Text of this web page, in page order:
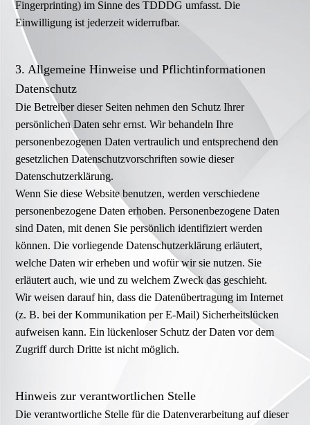
Fingerprinting) im Sinne des TDDDG umfasst. Die
Einwilligung ist jederzeit widerrufbar.
3. Allgemeine Hinweise und Pflicht­informationen
Datenschutz
Die Betreiber dieser Seiten nehmen den Schutz Ihrer
persönlichen Daten sehr ernst. Wir behandeln Ihre
personenbezogenen Daten vertraulich und entsprechend den
gesetzlichen Datenschutzvorschriften sowie dieser
Datenschutzerklärung.
Wenn Sie diese Website benutzen, werden verschiedene
personenbezogene Daten erhoben. Personenbezogene Daten
sind Daten, mit denen Sie persönlich identifiziert werden
können. Die vorliegende Datenschutzerklärung erläutert,
welche Daten wir erheben und wofür wir sie nutzen. Sie
erläutert auch, wie und zu welchem Zweck das geschieht.
Wir weisen darauf hin, dass die Datenübertragung im Internet
(z. B. bei der Kommunikation per E-Mail) Sicherheitslücken
aufweisen kann. Ein lückenloser Schutz der Daten vor dem
Zugriff durch Dritte ist nicht möglich.
Hinweis zur verantwortlichen Stelle
Die verantwortliche Stelle für die Datenverarbeitung auf dieser